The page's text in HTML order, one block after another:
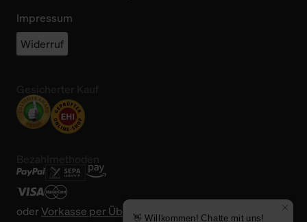
Impressum
Widerruf
oderVorkasse per Überweisung